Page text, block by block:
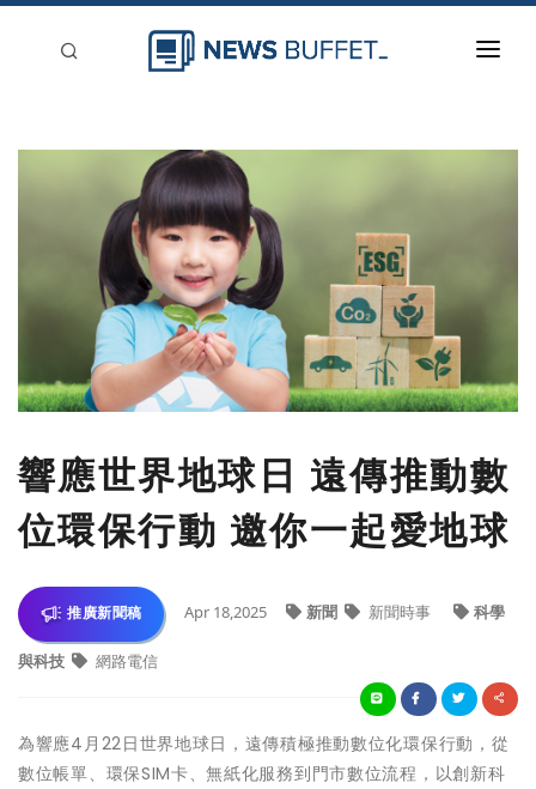
刊登
響應世界地球日 遠傳推動數
位環保行動 邀你一起愛地球
推廣新聞稿 Apr 18,2025 新聞 新聞時事 科學
與科技 網路電信
為響應4月22日世界地球日，遠傳積極推動數位化環保行動，從
數位帳單、環保SIM卡、無紙化服務到門市數位流程，以創新科